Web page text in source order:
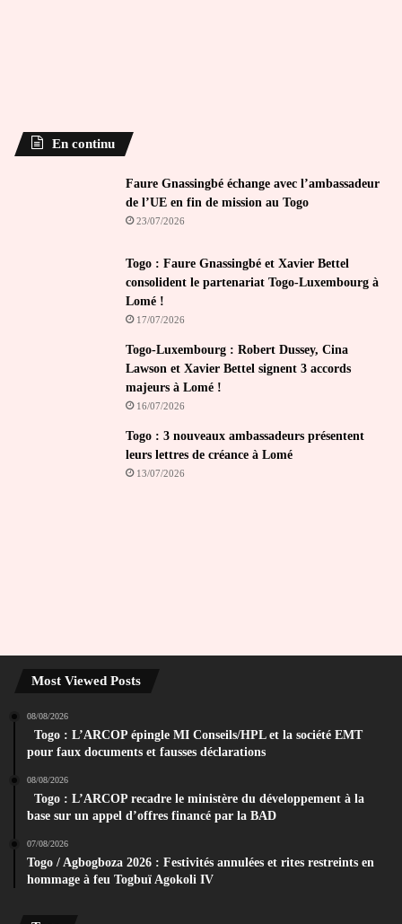
En continu
Faure Gnassingbé échange avec l’ambassadeur
de l’UE en fin de mission au Togo
23/07/2026
Togo : Faure Gnassingbé et Xavier Bettel
consolident le partenariat Togo-Luxembourg à
Lomé !
17/07/2026
Togo-Luxembourg : Robert Dussey, Cina
Lawson et Xavier Bettel signent 3 accords
majeurs à Lomé !
16/07/2026
Togo : 3 nouveaux ambassadeurs présentent
leurs lettres de créance à Lomé
13/07/2026
Most Viewed Posts
08/08/2026
Togo : L’ARCOP épingle MI Conseils/HPL et la société EMT
pour faux documents et fausses déclarations
08/08/2026
Togo : L’ARCOP recadre le ministère du développement à la
base sur un appel d’offres financé par la BAD
07/08/2026
Togo / Agbogboza 2026 : Festivités annulées et rites restreints en
hommage à feu Togbuï Agokoli IV